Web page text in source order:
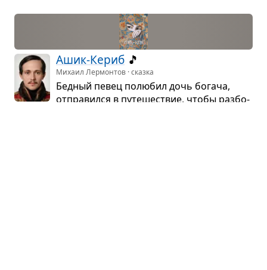
Ашик-Кериб 🎵
Михаил Лермонтов · сказка
Бед­ный певец полю­бил дочь богача,
отпра­вился в путе­ше­ствие, чтобы раз­бо­